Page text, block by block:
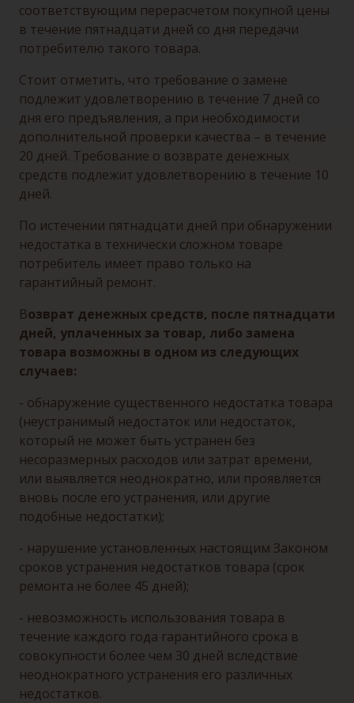
соответствующим перерасчетом покупной цены
в течение пятнадцати дней со дня передачи
потребителю такого товара.
Стоит отметить, что требование о замене
подлежит удовлетворению в течение 7 дней со
дня его предъявления, а при необходимости
дополнительной проверки качества – в течение
20 дней. Требование о возврате денежных
средств подлежит удовлетворению в течение 10
дней.
По истечении пятнадцати дней при обнаружении
недостатка в технически сложном товаре
потребитель имеет право только на
гарантийный ремонт.
Возврат денежных средств, после пятнадцати
дней, уплаченных за товар, либо замена
товара возможны в одном из следующих
случаев:
- обнаружение существенного недостатка товара
(неустранимый недостаток или недостаток,
который не может быть устранен без
несоразмерных расходов или затрат времени,
или выявляется неоднократно, или проявляется
вновь после его устранения, или другие
подобные недостатки);
- нарушение установленных настоящим Законом
сроков устранения недостатков товара (срок
ремонта не более 45 дней);
- невозможность использования товара в
течение каждого года гарантийного срока в
совокупности более чем 30 дней вследствие
неоднократного устранения его различных
недостатков.